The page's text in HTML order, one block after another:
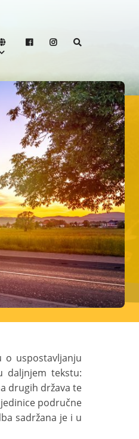
o uspostavljanju
daljnjem tekstu:
drugih država te
područne
sadržana je i u